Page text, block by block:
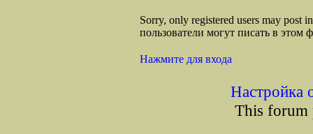
Sorry, only registered users may post
пользователи могут писать в этом
Нажмите для входа
Настройка
This